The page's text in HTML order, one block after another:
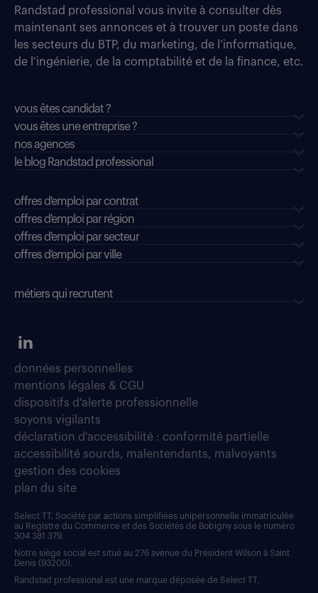
Randstad professional vous invite à consulter dès
maintenant ses annonces et à trouver un poste dans
les secteurs du BTP, du marketing, de l’informatique,
de l’ingénierie, de la comptabilité et de la finance, etc.
vous êtes candidat ?
vous êtes une entreprise ?
nos agences
le blog Randstad professional
offres d'emploi par contrat
offres d'emploi par région
offres d'emploi par secteur
offres d’emploi par ville
métiers qui recrutent
données personnelles
mentions légales & CGU
dispositifs d'alerte professionnelle
soyons vigilants
déclaration d'accessibilité : conformité partielle
accessibilité sourds, malentendants, malvoyants
gestion des cookies
plan du site
Select TT, Société par actions simplifiées unipersonnelle immatriculée
au Registre du Commerce et des Sociétés de Bobigny sous le numéro
304 381 379.
Notre siège social est situé au 276 avenue du Président Wilson à Saint
Denis (93200).
Randstad professional est une marque déposée de Select TT.